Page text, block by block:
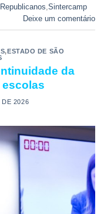
Republicanos Sintercamp
Deixe um comentário
,ESTADO DE SÃO
da
DE 2026